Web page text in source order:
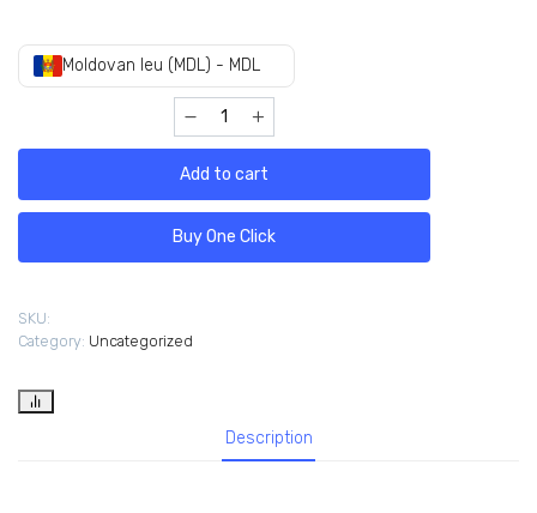
Moldovan leu (MDL) - MDL
Add to cart
Buy One Click
SKU:
Category: Uncategorized
Description